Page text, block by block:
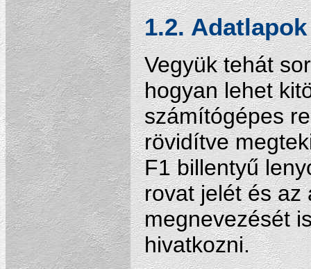
1.2. Adatlapok
Vegyük tehát
hogyan lehet
számítógépes
rövidítve
F1 billentyű
rovat jelét és az
megnevezését
hivatkozni.